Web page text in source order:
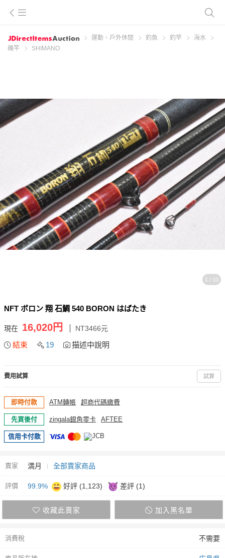
運動、戶外休閒 釣魚 釣竿
海水
磯竿
SHIMANO
1 / 10
NFT ボロン 翔 石鯛 540 BORON はばたき
現在 16,020円 NT3466元
結束 19 描述中說明
費用試算 試算
即時付款 ATM轉帳 超商代碼繳費
先買後付 zingala銀角零卡 AFTEE
信用卡付款
賣家 満月 全部賣家商品
評價 99.9% 好評 (1,123) 差評 (1)
收藏此賣家 加入黑名單
消費稅 不需要